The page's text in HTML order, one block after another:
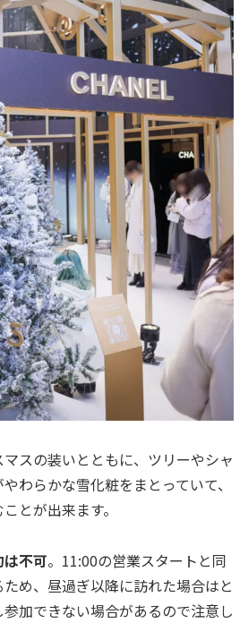
スの装いとともに、ツリーやシャ
わらかな雪化粧をまとっていて、
とが出来ます。
は不可。11:00の営業スタートと同
め、昼過ぎ以降に訪れた場合はと
加できない場合があるので注意し